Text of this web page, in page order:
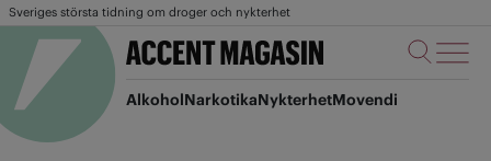
Sveriges största tidning om droger och nykterhet
AlkoholNarkotikaNykterhetMovendi